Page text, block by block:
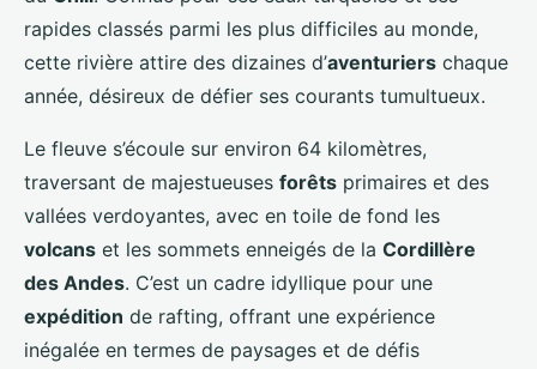
rapides classés parmi les plus difficiles au monde,
cette rivière attire des dizaines d’aventuriers chaque
année, désireux de défier ses courants tumultueux.
Le fleuve s’écoule sur environ 64 kilomètres,
traversant de majestueuses forêts primaires et des
vallées verdoyantes, avec en toile de fond les
volcans et les sommets enneigés de la Cordillère
des Andes. C’est un cadre idyllique pour une
expédition de rafting, offrant une expérience
inégalée en termes de paysages et de défis